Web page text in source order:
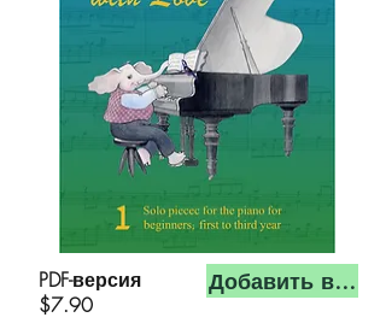
PDF-версия
$7.90
Добавить в